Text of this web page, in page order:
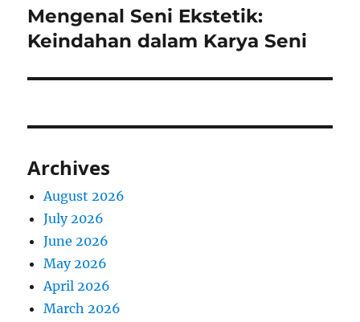
Next
post:
Mengenal Seni Ekstetik:
Keindahan dalam Karya Seni
Archives
August 2026
July 2026
June 2026
May 2026
April 2026
March 2026